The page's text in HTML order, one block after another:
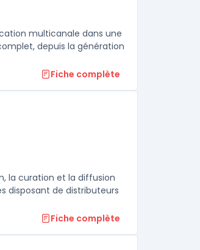
cette catégorie
multicanale dans une
depuis la génération
Fiche complète
la curation et la diffusion
disposant de distributeurs
Fiche complète